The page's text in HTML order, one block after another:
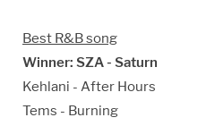
Best R&B song
Winner: SZA - Saturn
Kehlani - After Hours
Tems - Burning